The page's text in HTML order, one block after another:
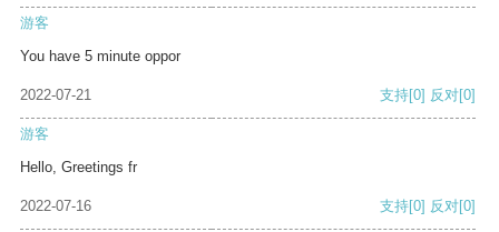
游客
You have 5 minute oppor
2022-07-21 支持[0] 反对[0]
游客
Hello, Greetings fr
2022-07-16 支持[0] 反对[0]